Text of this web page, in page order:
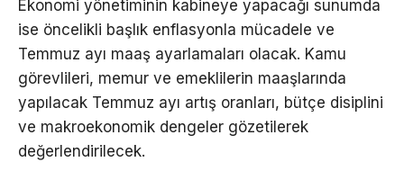
Ekonomi yönetiminin kabineye yapacağı sunumda
ise öncelikli başlık enflasyonla mücadele ve
Temmuz ayı maaş ayarlamaları olacak. Kamu
görevlileri, memur ve emeklilerin maaşlarında
yapılacak Temmuz ayı artış oranları, bütçe disiplini
ve makroekonomik dengeler gözetilerek
değerlendirilecek.